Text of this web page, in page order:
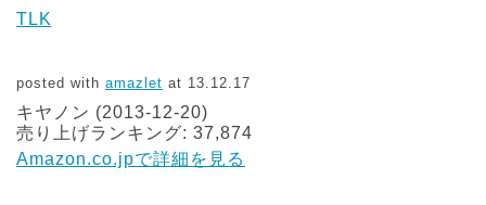
TLK
posted with amazlet at 13.12.17
キヤノン (2013-12-20)
売り上げランキング: 37,874
Amazon.co.jpで詳細を見る